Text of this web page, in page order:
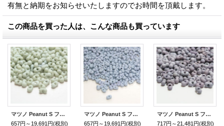
有無と納期をお知らせいたしますのでお時間を頂戴します。
この商品を買った人は、こんな商品も買っています
マツノ Peanut S フロスト ストーン
657円～19,691円(税別)
マツノ Peanut S フロスト ストーン
657円～19,691円(税別)
マツノ Peanut S フロスト ストーン
717円～21,481円(税別)